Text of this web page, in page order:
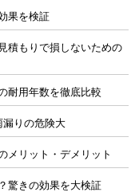
果を検証
積もりで損しないための
耐用年数を徹底比較
漏りの危険大
メリット・デメリット
驚きの効果を大検証